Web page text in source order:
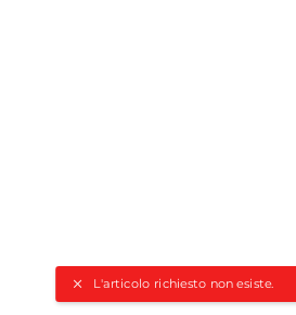
L'articolo richiesto non esiste.